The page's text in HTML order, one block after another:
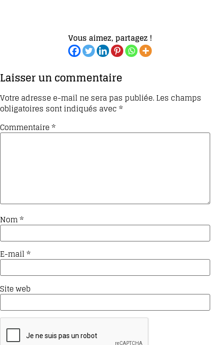
Vous aimez, partagez !
Laisser un commentaire
Votre adresse e-mail ne sera pas publiée.Les champs
obligatoires sont indiqués avec*
Commentaire*
Nom*
E-mail*
Site web